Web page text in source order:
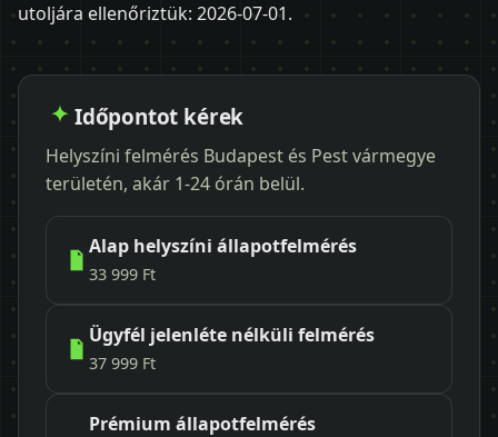
utoljára ellenőriztük: 2026-07-01.
Időpontot kérek
Helyszíni felmérés Budapest és Pest vármegye
területén, akár 1-24 órán belül.
Alap helyszíni állapotfelmérés
33 999 Ft
Ügyfél jelenléte nélküli felmérés
37 999 Ft
Prémium állapotfelmérés